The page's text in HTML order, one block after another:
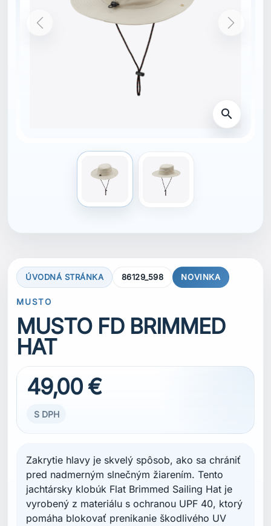
86129_598
MUSTO FD BRIMMED
49,00 €
Zakrytie hlavy je skvelý spôsob, ako sa chrániť
pred nadmerným slnečným žiarením. Tento
jachtársky klobúk Flat Brimmed Sailing Hat je
vyrobený z materiálu s ochranou UPF 40, ktorý
pomáha blokovať prenikanie škodlivého UV
žiarenia cez tkaninu.
Vetracie otvory po bokoch podporujú
horúcich dňoch nadmerne potiť. Rýchloschnúci
materiál zároveň zabezpečí, že klobúk
nezostane dlho mokrý. Nastaviteľná šnúrka pod
umožňujú podľa potreby pripnúť okraj klobúka
nahor. Na prednej strane sa nachádza výrazné
vyšívané logo Musto.